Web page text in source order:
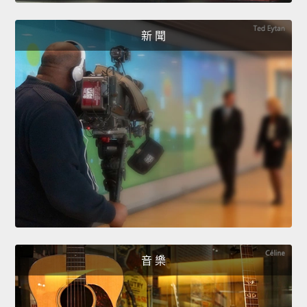
新 聞
音 樂